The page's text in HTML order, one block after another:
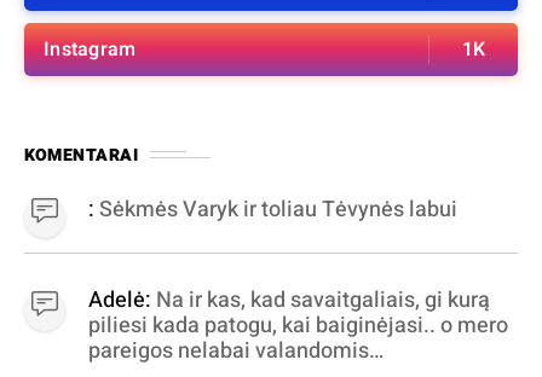
Instagram 1K
KOMENTARAI
:Sėkmės Varyk ir toliau Tėvynės labui
Adelė: Na ir kas, kad savaitgaliais, gi kurą
piliesi kada patogu, kai baiginėjasi.. o mero
pareigos nelabai valandomis